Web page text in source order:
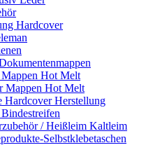
Hardcover
Hot Melt
Mappen Hot Melt
Hardcover Herstellung
/ Heißleim Kaltleim
Selbstklebetaschen